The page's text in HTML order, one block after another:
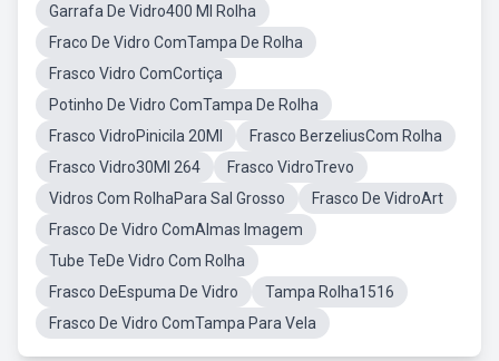
Garrafa De Vidro400 Ml Rolha
Fraco De Vidro ComTampa De Rolha
Frasco Vidro ComCortiça
Potinho De Vidro ComTampa De Rolha
Frasco VidroPinicila 20Ml
Frasco BerzeliusCom Rolha
Frasco Vidro30Ml 264
Frasco VidroTrevo
Vidros Com RolhaPara Sal Grosso
Frasco De VidroArt
Frasco De Vidro ComAlmas Imagem
Tube TeDe Vidro Com Rolha
Frasco DeEspuma De Vidro
Tampa Rolha1516
Frasco De Vidro ComTampa Para Vela